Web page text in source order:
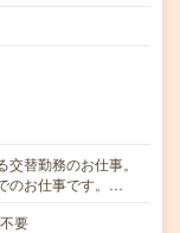
替勤務のお仕事。
のお仕事です。…
要